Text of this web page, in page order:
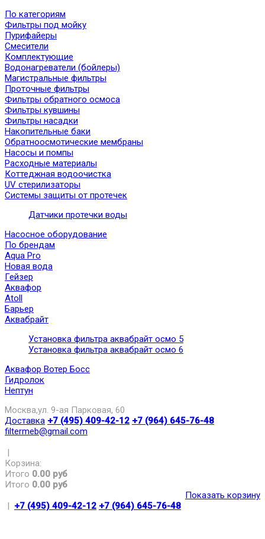
По категориям
Фильтры под мойку
Пурифайеры
Смесители
Комплектующие
Водонагреватели (бойлеры)
Магистральные фильтры
Проточные фильтры
Фильтры обратного осмоса
Фильтры кувшины
Фильтры насадки
Накопительные баки
Обратноосмотические мембраны
Насосы и помпы
Расходные материалы
Коттеджная водоочистка
UV стерилизаторы
Системы защиты от протечек
Датчики протечки воды
Насосное оборудование
По брендам
Aqua Pro
Новая вода
Гейзер
Аквафор
Atoll
Барьер
Аквабрайт
Установка фильтра аквабрайт осмо 5
Установка фильтра аквабрайт осмо 6
Аквафор Вотер Босс
Гидролок
Нептун
Москва,ул. 9-ая Парковая, 60
Доставка +7 (495) 409-42-12 +7 (964) 645-76-48
filtermeb@gmail.com
|
Корзина:
Итого 0.00 руб
Итого 0.00 руб
Показать корзину
| +7 (495) 409-42-12 +7 (964) 645-76-48